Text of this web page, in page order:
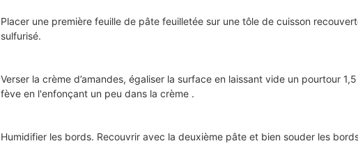
Placer une première feuille de pâte feuilletée sur une tôle de cuisson
sulfurisé.
Verser la crème d’amandes, égaliser la surface en laissant vide un pourtour
fève en l'enfonçant un peu dans la crème .
Humidifier les bords. Recouvrir avec la deuxième pâte et bien souder les